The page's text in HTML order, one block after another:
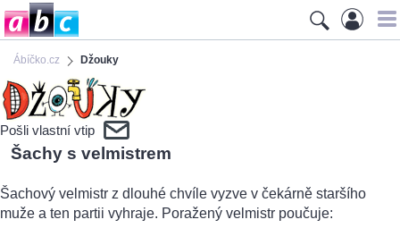
Ábíčko.cz Džouky
Pošli vlastní vtip
Šachy s velmistrem
Šachový velmistr z dlouhé chvíle vyzve v čekárně staršího
muže a ten partii vyhraje. Poražený velmistr poučuje: